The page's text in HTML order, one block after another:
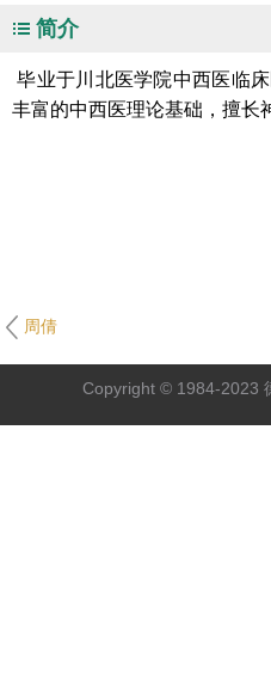
简介
毕业于川北医学院中西医临
丰富的中西医理论基础，擅长
周倩
Copyright © 1984-2023